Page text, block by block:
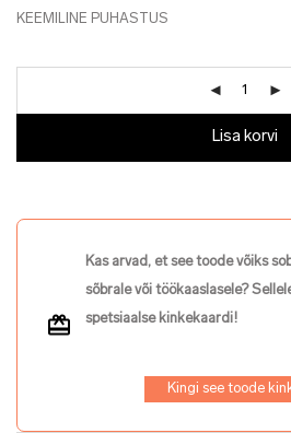
KEEMILINE PUHASTUS
Lisa korvi
Kas arvad, et see toode võiks
sõbrale või töökaaslasele?
spetsiaalse kinkekaardi!
Kingi see toode